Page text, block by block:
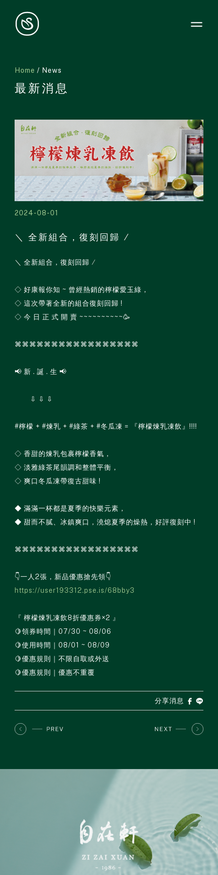
Home / News
最新消息
2024-08-01
＼ 全新組合，復刻回歸 ∕
＼ 全新組合，復刻回歸 ∕
◇ 好康報你知 ~ 曾經熱銷的檸檬愛玉綠，
◇ 這次帶著全新的組合復刻回歸 !
◇ 今 日 正 式 開 賣 ~~~~~~~~~~🥳
⌘⌘⌘⌘⌘⌘⌘⌘⌘⌘⌘⌘⌘⌘⌘⌘⌘
📢 新 . 誕 . 生 📢
⇩ ⇩ ⇩
#檸檬 + #煉乳 + #綠茶 + #冬瓜凍 = 『檸檬煉乳凍飲』!!!!
◇ 香甜的煉乳包裹檸檬香氣，
◇ 淡雅綠茶尾韻調和整體平衡，
◇ 爽口冬瓜凍帶復古甜味 !
◆ 滿滿一杯都是夏季的快樂元素，
◆ 甜而不膩、冰鎮爽口，澆熄夏季的燥熱，好評復刻中 !
⌘⌘⌘⌘⌘⌘⌘⌘⌘⌘⌘⌘⌘⌘⌘⌘⌘
👇一人2張，新品優惠搶先領👇
https://user193312.pse.is/68bby3
『 檸檬煉乳凍飲8折優惠券×2 』
🍋領券時間｜07/30 ~ 08/06
🍋使用時間｜08/01 ~ 08/09
🍋優惠規則｜不限自取或外送
🍋優惠規則｜優惠不重覆
分享消息